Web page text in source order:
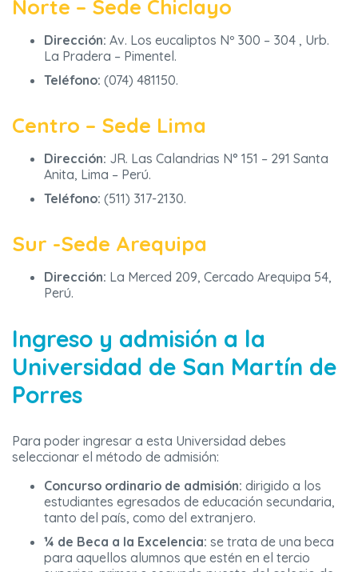
Norte – Sede Chiclayo
Dirección: Av. Los eucaliptos Nº 300 – 304 , Urb.
La Pradera – Pimentel.
Teléfono: (074) 481150.
Centro – Sede Lima
Dirección: JR. Las Calandrias N° 151 – 291 Santa
Anita, Lima – Perú.
Teléfono: (511) 317-2130.
Sur -Sede Arequipa
Dirección: La Merced 209, Cercado Arequipa 54,
Perú.
Ingreso y admisión a la
Universidad de San Martín de
Porres
Para poder ingresar a esta Universidad debes
seleccionar el método de admisión:
Concurso ordinario de admisión: dirigido a los
estudiantes egresados de educación secundaria,
tanto del país, como del extranjero.
¼ de Beca a la Excelencia: se trata de una beca
para aquellos alumnos que estén en el tercio